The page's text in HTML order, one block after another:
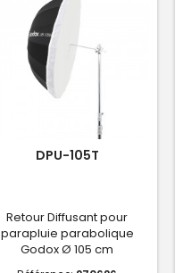
DPU-105T
Retour Diffusant pour
parapluie parabolique
Godox Ø 105 cm